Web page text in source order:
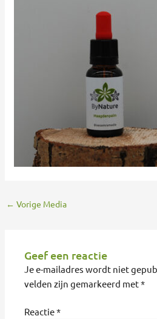
← Vorige Media
Geef een reactie
Je e-mailadres wordt niet
velden zijn gemarkeerd met*
Reactie*